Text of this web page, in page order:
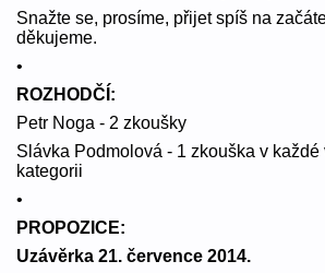
Snažte se, prosíme, přijet spíš na
děkujeme.
•
ROZHODČÍ:
Petr Noga - 2 zkoušky
Slávka Podmolová - 1 zkouška v každé
kategorii
•
PROPOZICE:
Uzávěrka 21. července 2014.